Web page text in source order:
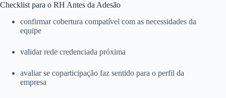
Checklist para o RH Antes da Adesão
confirmar cobertura compatível com as necessidades da
equipe
validar rede credenciada próxima
avaliar se coparticipação faz sentido para o perfil da
empresa